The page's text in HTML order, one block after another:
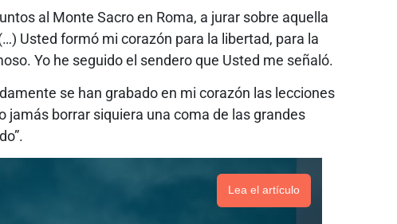
al Monte Sacro en Roma, a jurar sobre aquella
Usted formó mi corazón para la libertad, para la
Yo he seguido el sendero que Usted me señaló.
se han grabado en mi corazón las lecciones
jamás borrar siquiera una coma de las grandes
Lea el artículo